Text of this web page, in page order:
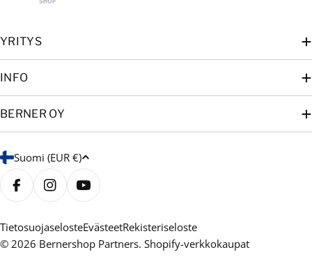
YRITYS
INFO
BERNER OY
M
a
a
a
l
Suomi (EUR €)
FacebookInstagramYouTube
© 2026 Bernershop Partners. Shopify-verkkokaupat
TietosuojaselosteEvästeetRekisteriseloste